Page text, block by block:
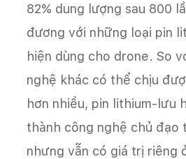
82% dung lượng sau 800
đương với những loại pin
hiện dùng cho drone. So
nghệ khác có thể chịu
hơn nhiều, pin lithium-lưu
thành công nghệ chủ đạo
nhưng vẫn có giá trị riêng